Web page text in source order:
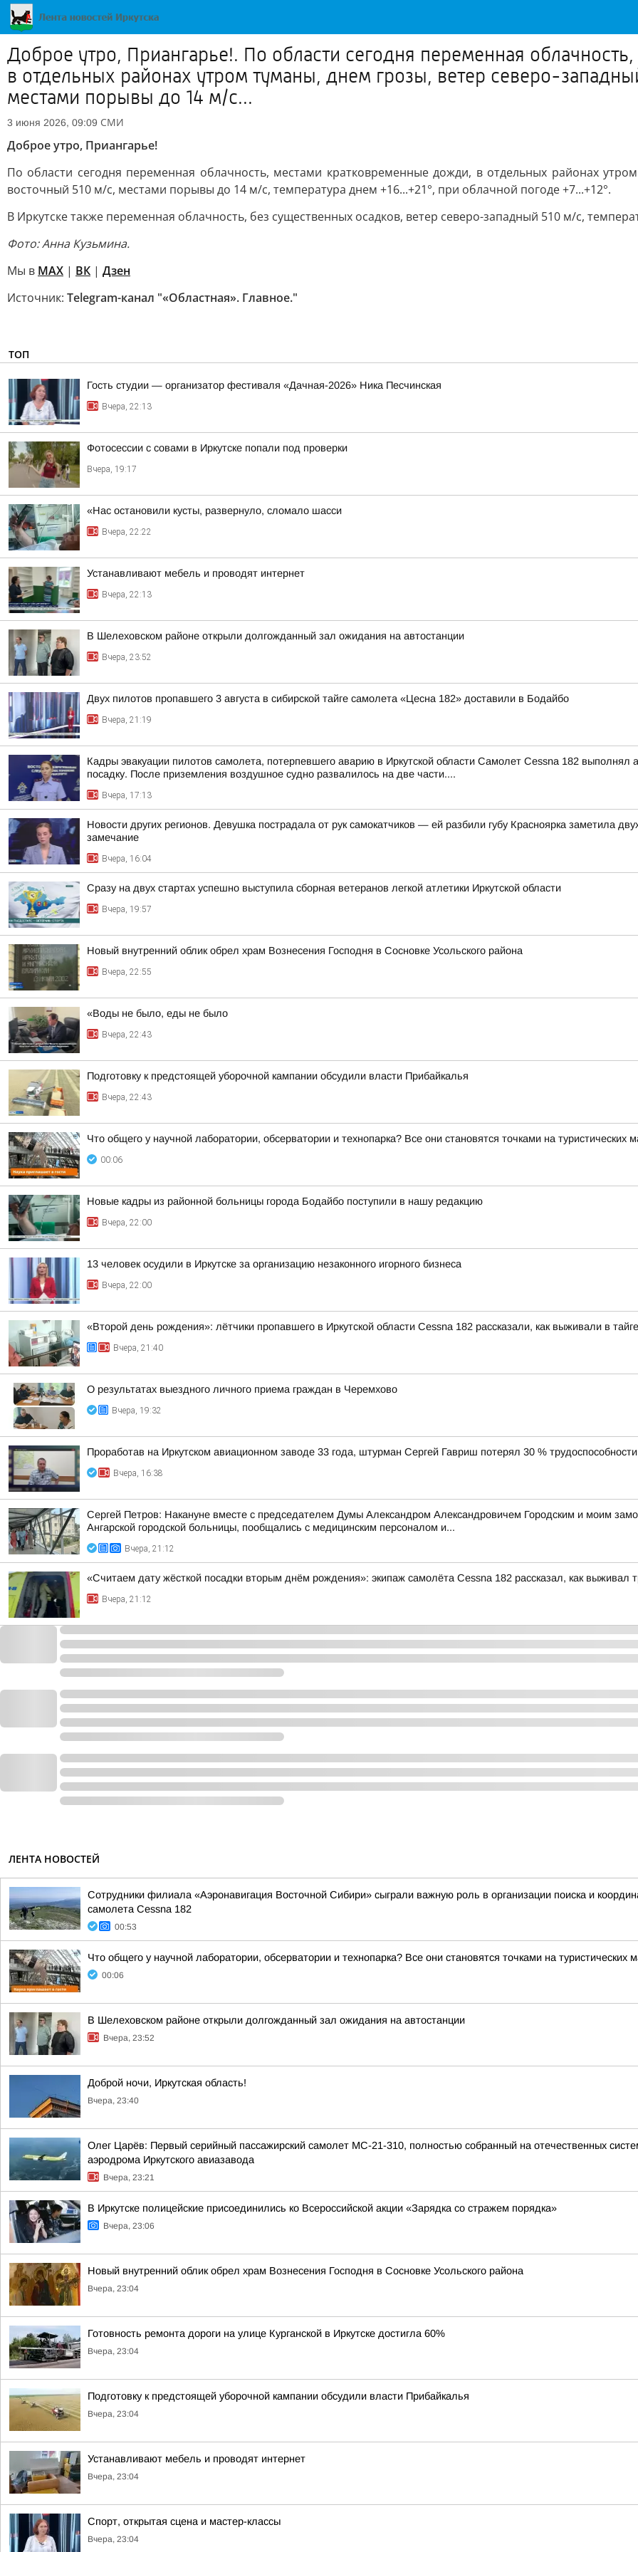
Доброе утро, Приангарье!. По области сегодня переменная
в отдельных районах утром туманы, днем грозы, ветер северо-
местами порывы до 14 м/с...
3 июня 2026, 09:09 СМИ
Доброе утро, Приангарье!
По области сегодня переменная облачность, местами кратковременные дожди, в отдельных районах
восточный 510 м/с, местами порывы до 14 м/с, температура днем +16...+21°, при облачной погоде +7...+12°.
В Иркутске также переменная облачность, без существенных осадков, ветер северо-западный 510 м/с,
Фото: Анна Кузьмина.
Мы в MAX | ВК | Дзен
Источник: Telegram-канал "«Областная». Главное."
ТОП
Гость студии — организатор фестиваля «Дачная-2026» Ника Песчинская
Вчера, 22:13
Фотосессии с совами в Иркутске попали под проверки
Вчера, 19:17
«Нас остановили кусты, развернуло, сломало шасси
Вчера, 22:22
Устанавливают мебель и проводят интернет
Вчера, 22:13
В Шелеховском районе открыли долгожданный зал ожидания на автостанции
Вчера, 23:52
Двух пилотов пропавшего 3 августа в сибирской тайге самолета «Цесна 182» доставили в Бодайбо
Вчера, 21:19
Кадры эвакуации пилотов самолета, потерпевшего аварию в Иркутской области Самолет Cessna 182
посадку. После приземления воздушное судно развалилось на две части....
Вчера, 17:13
Новости других регионов. Девушка пострадала от рук самокатчиков — ей разбили губу Красноярка заметила
замечание
Вчера, 16:04
Сразу на двух стартах успешно выступила сборная ветеранов легкой атлетики Иркутской области
Вчера, 19:57
Новый внутренний облик обрел храм Вознесения Господня в Сосновке Усольского района
Вчера, 22:55
«Воды не было, еды не было
Вчера, 22:43
Подготовку к предстоящей уборочной кампании обсудили власти Прибайкалья
Вчера, 22:43
Что общего у научной лаборатории, обсерватории и технопарка? Все они становятся точками на туристических
00:06
Новые кадры из районной больницы города Бодайбо поступили в нашу редакцию
Вчера, 22:00
13 человек осудили в Иркутске за организацию незаконного игорного бизнеса
Вчера, 22:00
«Второй день рождения»: лётчики пропавшего в Иркутской области Cessna 182 рассказали, как выживали в тайге
Вчера, 21:40
О результатах выездного личного приема граждан в Черемхово
Вчера, 19:32
Проработав на Иркутском авиационном заводе 33 года, штурман Сергей Гавриш потерял 30 %
Вчера, 16:38
Сергей Петров: Накануне вместе с председателем Думы Александром Александровичем Городским и моим
Ангарской городской больницы, пообщались с медицинским персоналом и...
Вчера, 21:12
«Считаем дату жёсткой посадки вторым днём рождения»: экипаж самолёта Cessna 182 рассказал, как выживал
Вчера, 21:12
ЛЕНТА НОВОСТЕЙ
Сотрудники филиала «Аэронавигация Восточной Сибири» сыграли важную роль в организации поиска и
самолета Cessna 182
00:53
Что общего у научной лаборатории, обсерватории и технопарка? Все они становятся точками на туристических
00:06
В Шелеховском районе открыли долгожданный зал ожидания на автостанции
Вчера, 23:52
Доброй ночи, Иркутская область!
Вчера, 23:40
Олег Царёв: Первый серийный пассажирский самолет МС-21-310, полностью собранный на отечественных
аэродрома Иркутского авиазавода
Вчера, 23:21
В Иркутске полицейские присоединились ко Всероссийской акции «Зарядка со стражем порядка»
Вчера, 23:06
Новый внутренний облик обрел храм Вознесения Господня в Сосновке Усольского района
Вчера, 23:04
Готовность ремонта дороги на улице Курганской в Иркутске достигла 60%
Вчера, 23:04
Подготовку к предстоящей уборочной кампании обсудили власти Прибайкалья
Вчера, 23:04
Устанавливают мебель и проводят интернет
Вчера, 23:04
Спорт, открытая сцена и мастер-классы
Вчера, 23:04